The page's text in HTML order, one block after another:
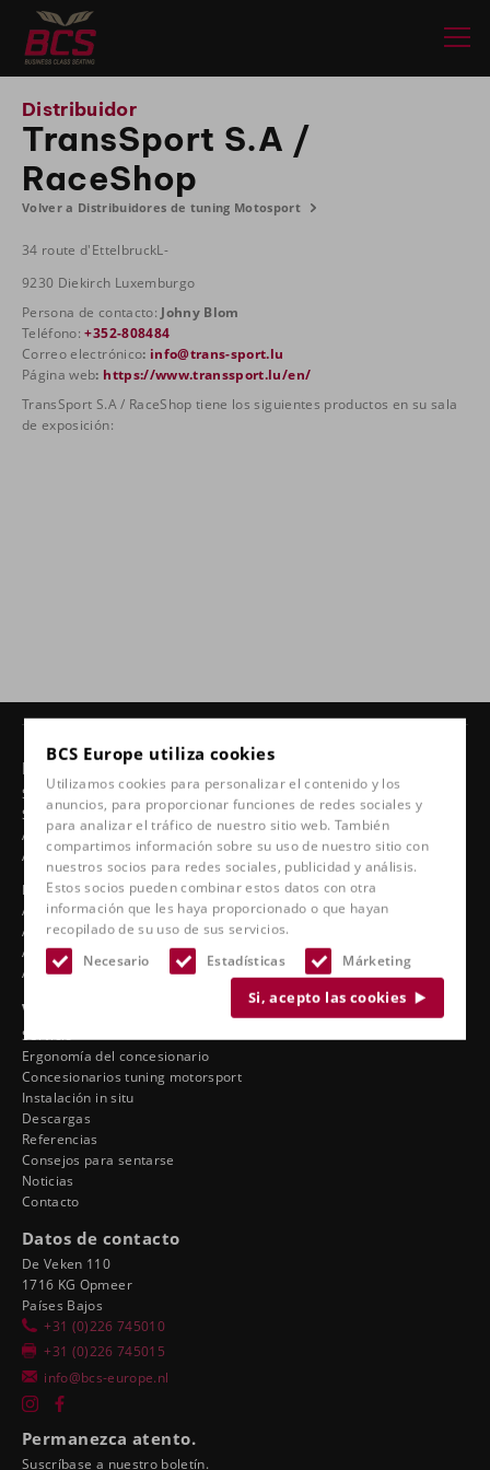
BCS Europe utiliza cookies
Utilizamos cookies para personalizar el contenido y los
anuncios, para proporcionar funciones de redes sociales y
para analizar el tráfico de nuestro sitio web. También
compartimos información sobre su uso de nuestro sitio con
nuestros socios para redes sociales, publicidad y análisis.
Estos socios pueden combinar estos datos con otra
información que les haya proporcionado o que hayan
recopilado de su uso de sus servicios.
Necesario
Estadísticas Márketing
Si, acepto las cookies
Distribuidor
TransSport S.A /
RaceShop
Volver a Distribuidores de tuning Motosport
34 route d'EttelbruckL-
9230 Diekirch Luxemburgo
Persona de contacto: Johny Blom
Teléfono:+352-808484
Correo electrónico: info@trans-sport.lu
Página web: https://www.transsport.lu/en/
TransSport S.A / RaceShop tiene los siguientes productos en su sala
de exposición:
Productos
Sillas 24 horas
Sillas giratorias
Asientos de coche ergonómicos
Asientos deportivos
Línea clásica
Asientos de barco
Asientos de camión
Asientos de estadio
Accesorios
Ver también
Servicio
Ergonomía del concesionario
Concesionarios tuning motorsport
Instalación in situ
Descargas
Referencias
Consejos para sentarse
Noticias
Contacto
Datos de contacto
De Veken 110
1716 KG Opmeer
Países Bajos
+31 (0)226 745010
+31 (0)226 745015
info@bcs-europe.nl
Permanezca atento.
Suscríbase a nuestro boletín.